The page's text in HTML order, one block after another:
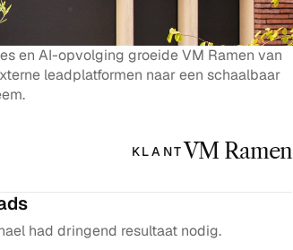
en AI-opvolging groeide VM Ramen van
leadplatformen naar een schaalbaar
KLANTVM Ramen
had dringend resultaat nodig.